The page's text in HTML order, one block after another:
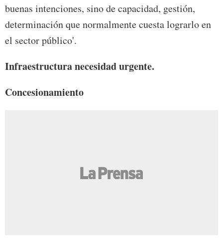
buenas intenciones, sino de capacidad, gestión,
determinación que normalmente cuesta lograrlo en
el sector público'.
Infraestructura necesidad urgente.
Concesionamiento